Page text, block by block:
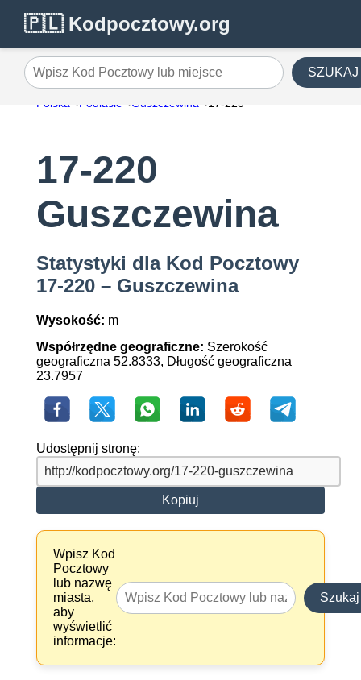
🇵🇱 Kodpocztowy.org
Wpisz Kod Pocztowy lub miejsce SZUKAJ
Polska Podlasie Guszczewina 17-220
17-220
Guszczewina
Statystyki dla Kod Pocztowy
17-220 – Guszczewina
Wysokość: m
Współrzędne geograficzne: Szerokość
geograficzna 52.8333, Długość geograficzna
23.7957
Udostępnij stronę:
Kopiuj
Wpisz Kod
Pocztowy
lub nazwę
miasta,
aby
wyświetlić
informacje:
Szukaj